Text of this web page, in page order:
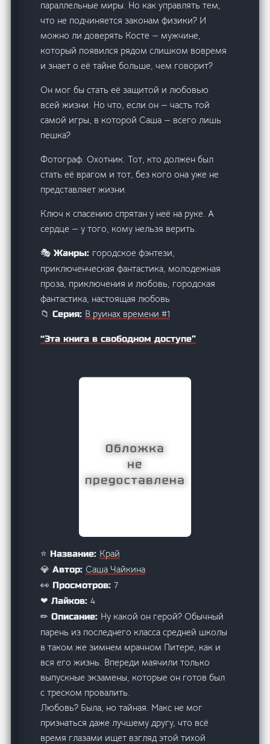
параллельные миры. Но как управлять тем,
что не подчиняется законам физики? И
можно ли доверять Косте — мужчине,
который появился рядом слишком вовремя
и знает о её тайне больше, чем говорит?
Он мог бы стать её защитой и любовью
всей жизни. Но что, если он — часть той
самой игры, в которой Саша — всего лишь
пешка?
Фотограф. Охотник. Тот, кто должен был
стать её врагом и тот, без кого она уже не
представляет жизни.
Ключ к спасению спрятан у неё на руке. А
сердце — у того, кому нельзя верить.
🎭 Жанры: городское фэнтези,
приключенческая фантастика, молодежная
проза, приключения и любовь, городская
фантастика, настоящая любовь
📁 Серия: В руинах времени #1
“Эта книга в свободном доступе”
⭐ Название: Край
💎 Автор:Саша Чайкина
👀 Просмотров:7
❤ Лайков:4
✏ Описание: Ну какой он герой? Обычный
парень из последнего класса средней школы
в таком же зимнем мрачном Питере, как и
вся его жизнь. Впереди маячили только
выпускные экзамены, которые он готов был
с треском провалить.
Любовь? Была, но тайная. Макс не мог
признаться даже лучшему другу, что всё
время глазами ищет взгляд этой тихой